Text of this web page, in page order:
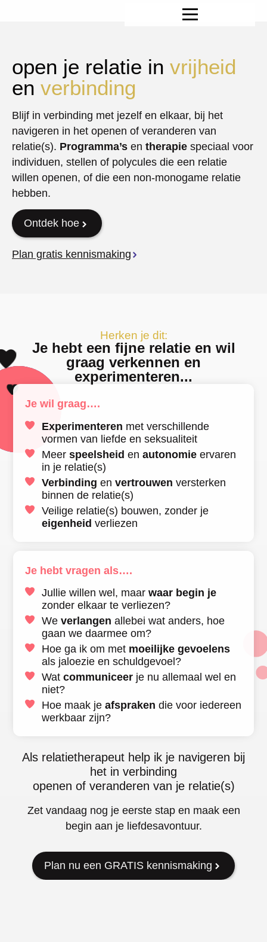
open je relatie in vrijheid
en verbinding
Blijf in verbinding met jezelf en elkaar, bij het
navigeren in het openen of veranderen van
relatie(s). Programma’s en therapie speciaal voor
individuen, stellen of polycules die een relatie
willen openen, of die een non-monogame relatie
hebben.
Ontdek hoe
Plan gratis kennismaking
Herken je dit:
Je hebt een fijne relatie en wil
graag verkennen en
experimenteren...
Je wil graag….
Experimenteren met verschillende
vormen van liefde en seksualiteit
Meerspeelsheid enautonomie ervaren
in je relatie(s)
Verbinding envertrouwen versterken
binnen de relatie(s)
Veilige relatie(s) bouwen, zonder je
eigenheid verliezen
Je hebt vragen als….
Jullie willen wel, maarwaar begin je
zonder elkaar te verliezen?
Weverlangen allebei wat anders, hoe
gaan we daarmee om?
Hoe ga ik om met moeilijke gevoelens
als jaloezie en schuldgevoel?
Watcommuniceer je nu allemaal wel en
niet?
Hoe maak jeafspraken die voor iedereen
werkbaar zijn?
Als relatietherapeut help ik je navigeren bij
het in verbinding
openen of veranderen van je relatie(s)
Zet vandaag nog je eerste stap en maak een
begin aan je liefdesavontuur.
Plan nu een GRATIS kennismaking